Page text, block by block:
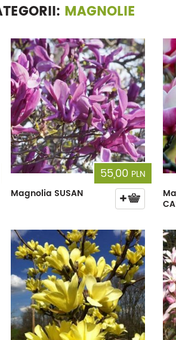
MAGNOLIE
55,00 PLN
Magnolia SUSAN